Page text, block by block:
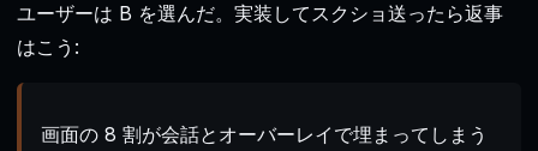
ユーザーは B を選んだ。実装してスクショ送ったら返事
はこう:
画面の 8 割が会話とオーバーレイで埋まってしまう